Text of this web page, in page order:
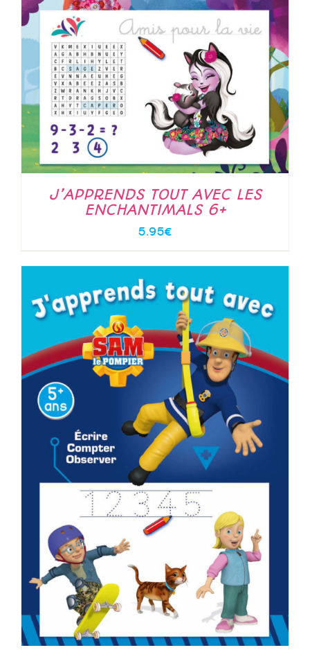
J’APPRENDS TOUT AVEC LES
ENCHANTIMALS 6+
5.95€